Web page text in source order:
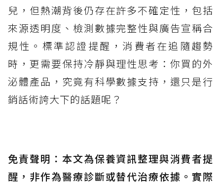
兒，但熱潮背後仍存在許多不確定性，包括
來源透明度、檢測數據完整性與廣告宣稱合
規性。標準認證提醒，消費者在追隨趨勢
時，更需要保持冷靜與理性思考：你買的外
泌體產品，究竟有科學數據支持，還只是行
銷話術誇大下的話題呢？
免責聲明：本文為保養資訊整理與消費者提
醒，非作為醫療診斷或替代治療依據。實際